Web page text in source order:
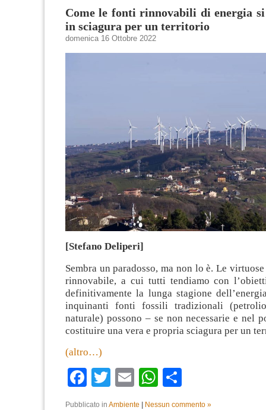
Come le fonti rinnovabili di energia
in sciagura per un territorio
domenica 16 Ottobre 2022
[Stefano Deliperi]
Sembra un paradosso, ma non lo è. Le
rinnovabile, a cui tutti tendiamo con
definitivamente la lunga stagione
inquinanti fonti fossili tradizionali
naturale) possono – se non necessarie e nel
costituire una vera e propria sciagura per un
(altro…)
Facebook
TwitterEmailWhatsApp
Pubblicato in Ambiente Nessun commento »